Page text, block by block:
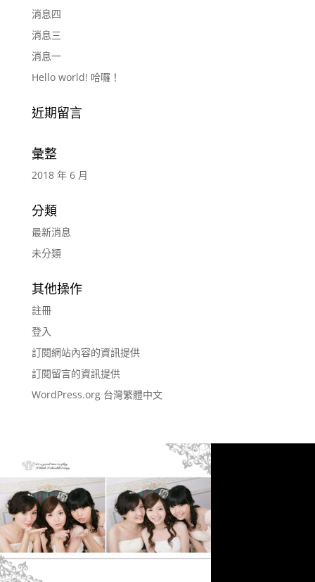
消息四
消息三
消息一
Hello world! 哈囉！
近期留言
彙整
2018 年 6 月
分類
最新消息
未分類
其他操作
註冊
登入
訂閱網站內容的資訊提供
訂閱留言的資訊提供
WordPress.org 台灣繁體中文